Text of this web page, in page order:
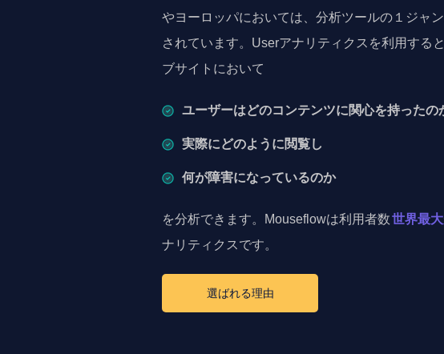
やヨーロッパにおいては、分析ツールの１ジャ
されています。Userアナリティクスを利用する
ブサイトにおいて
ユーザーはどのコンテンツに関心を持ったの
実際にどのように閲覧し
何が障害になっているのか
を分析できます。Mouseflowは利用者数世界最
ナリティクスです。
選ばれる理由